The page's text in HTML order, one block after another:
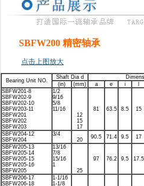
SBFW200 精密轴承
点击上图放大
Bearing Unit NO.
Shaft Dia d
(in)
(mm) a e i
SBFW201-8
SBFW202-9
SBFW202-10
SBFW203-11
SBFW201
SBFW202
SBFW203
1/2
9/16
5/8
11/16
12
15
17
81 63.5 8.5 15
SBFW204-12
SBFW204
3/4
20
90.5 71.4 9.5
17
SBFW205-13
SBFW205-14
SBFW205-15
SBFW205-16
SBFW205
13/16
7/8
15/16
1
25
97 76.2 9.5 17.5
SBFW206-17
SBFW206-18
1-1/16
1-1/8